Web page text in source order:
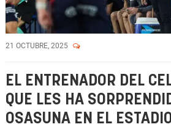
21 OCTUBRE, 2025
EL ENTRENADOR DEL
QUE LES HA
OSASUNA EN EL